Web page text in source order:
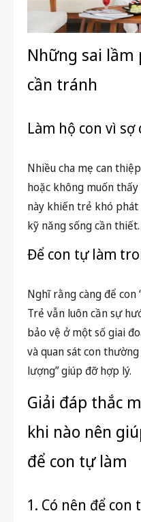
Những sai lầm
cần tránh
Làm hộ con vì
Nhiều cha mẹ can
hoặc không muốn
này khiến trẻ khó
kỹ năng sống cần thiết.
Để con tự làm
Nghĩ rằng càng để con
Trẻ vẫn luôn cần sự
bảo vệ ở một số giai
và quan sát con
lượng” giúp đỡ hợp lý.
Giải đáp thắc
khi nào nên
để con tự làm
1. Có nên để